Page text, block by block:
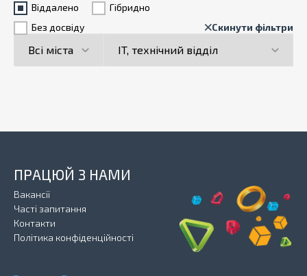
Віддалено
Гiбридно
Без досвіду
Скинути фільтри
ПРАЦЮЙ З НАМИ
Вакансії
Часті запитання
Контакти
Політика конфіденційності